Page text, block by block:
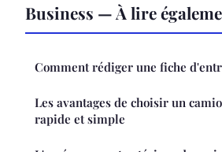
Business — À lire
Comment rédiger une fiche
Les avantages de choisir un
rapide et simple